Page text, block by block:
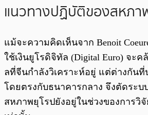
แนวทางปฏิบัติของสหภา
แม้จะความคิดเห็นจาก Benoit
ใช้เงินยูโรดิจิทัล (Digital Euro) จะ
ลที่จีนกำลังวิเคราะห์อยู่ แต่ต่างกันที่
โดยตรงกับธนาคารกลาง จึงตัดระ
สหภาพยุโรปยังอยู่ในช่วงของการวิ